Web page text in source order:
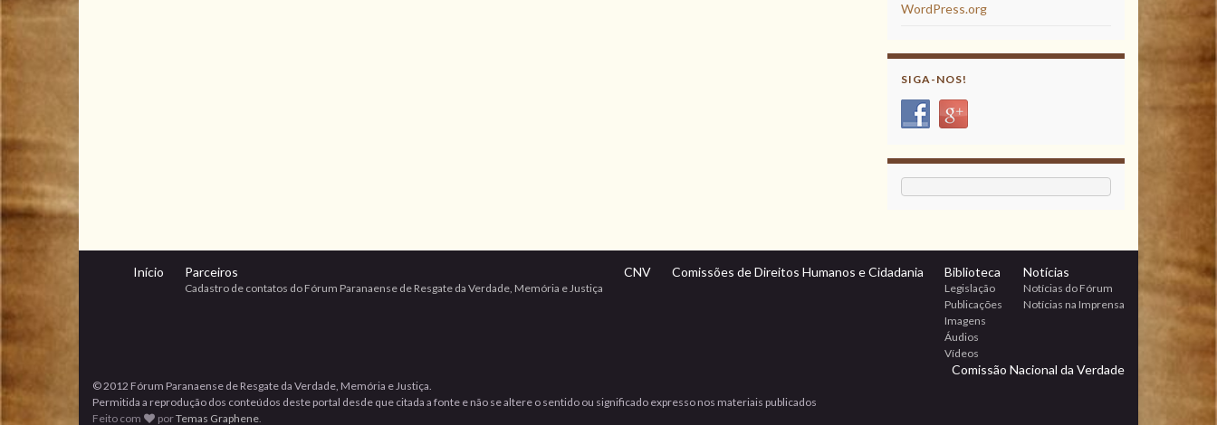
WordPress.org
SIGA-NOS!
Início Parceiros
Cadastro de contatos do Fórum Paranaense de Resgate da Verdade, Memória e Justiça
CNV Comissões de Direitos Humanos e Cidadania Biblioteca
Legislação
Publicações
Imagens
Áudios
Vídeos
Notícias
Notícias do Fórum
Notícias na Imprensa
Comissão Nacional da Verdade
© 2012 Fórum Paranaense de Resgate da Verdade, Memória e Justiça.
Permitida a reprodução dos conteúdos deste portal desde que citada a fonte e não se altere o sentido ou significado expresso nos materiais publicados
Feito com
porTemas Graphene.